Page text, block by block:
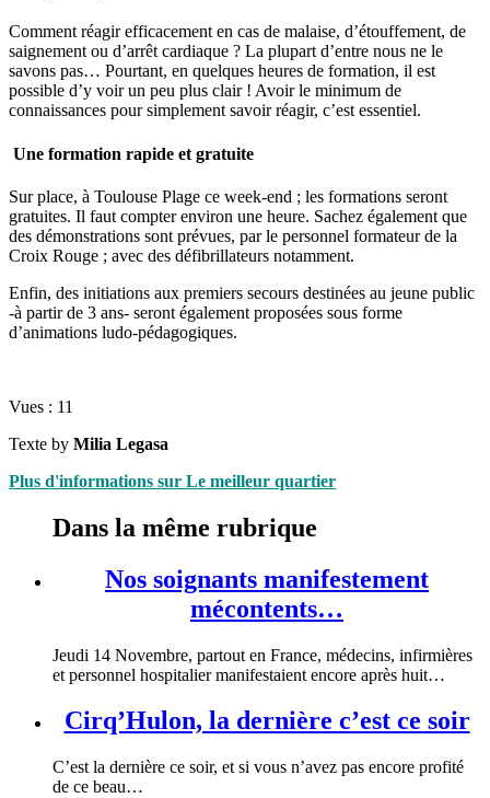
Comment réagir efficacement en cas de malaise, d’étouffement, de
saignement ou d’arrêt cardiaque ? La plupart d’entre nous ne le
savons pas… Pourtant, en quelques heures de formation, il est
possible d’y voir un peu plus clair ! Avoir le minimum de
connaissances pour simplement savoir réagir, c’est essentiel.
Une formation rapide et gratuite
Sur place, à Toulouse Plage ce week-end ; les formations seront
gratuites. Il faut compter environ une heure. Sachez également que
des démonstrations sont prévues, par le personnel formateur de la
Croix Rouge ; avec des défibrillateurs notamment.
Enfin, des initiations aux premiers secours destinées au jeune public
-à partir de 3 ans- seront également proposées sous forme
d’animations ludo-pédagogiques.
Vues : 11
Texte by Milia Legasa
Plus d'informations sur Le meilleur quartier
Dans la même rubrique
Nos soignants manifestement
mécontents…
Jeudi 14 Novembre, partout en France, médecins, infirmières
et personnel hospitalier manifestaient encore après huit…
Cirq’Hulon, la dernière c’est ce soir
C’est la dernière ce soir, et si vous n’avez pas encore profité
de ce beau…